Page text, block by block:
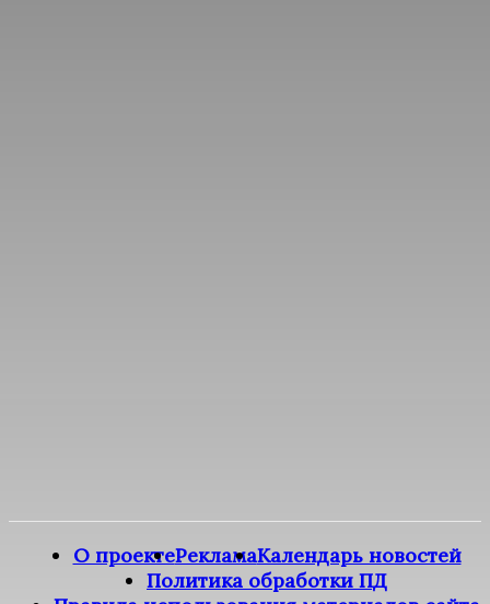
О проектеРекламаКалендарь новостей
Политика обработки ПД